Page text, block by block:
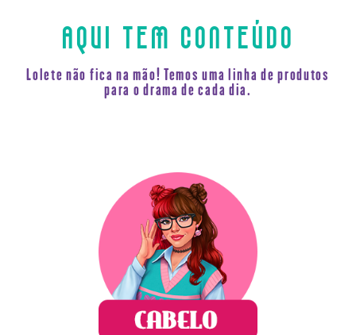
AQUI TEM CONTEÚDO
Lolete não fica na mão! Temos uma linha de produtos
para o drama de cada dia.